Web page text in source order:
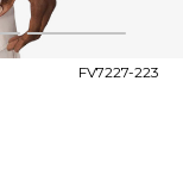
4
FV7227-223